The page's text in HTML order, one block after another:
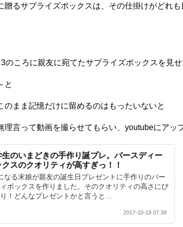
贈るサプライズポックスは、その仕掛けがどれ
のころに親友に宛てたサプライズポックスを見せ
と
のまま記憶だけに留めるのはもったいないと
理言って動画を撮らせてもらい、youtubeにアップ
生のいまどきの手作り誕プレ。バースディー
クスのクオリティが高すぎっ！！
なる末娘が親友の誕生日プレゼントに手作りのバー
ボックスを作りました。そのクオリティの高さにび
！どんなプレゼントかと言うと…
2017-10-18 07:38